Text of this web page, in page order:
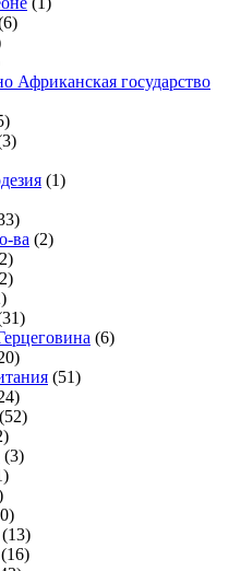
Африканская государство
(1)
ва (2)
(6)
(51)
(52)
(3)
(13)
(16)